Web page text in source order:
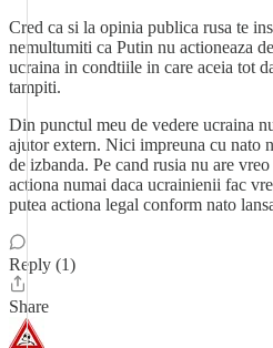
Cred ca si la opinia publica rusa te
nemultumiti ca Putin nu actioneaza
ucraina in condtiile in care aceia tot
tampiti.
Din punctul meu de vedere ucraina
ajutor extern. Nici impreuna cu nato
de izbanda. Pe cand rusia nu are
actiona numai daca ucrainienii fac
putea actiona legal conform nato
Reply (1)
Share